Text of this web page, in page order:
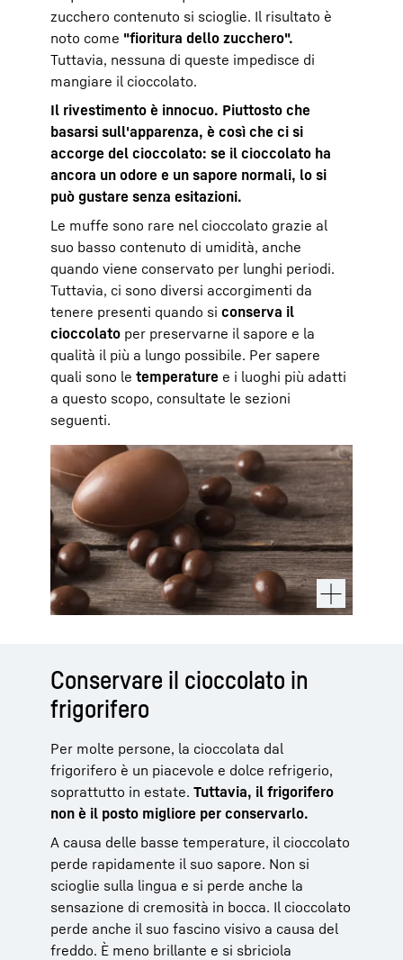
zucchero contenuto si scioglie. Il risultato è
noto come "fioritura dello zucchero".
Tuttavia, nessuna di queste impedisce di
mangiare il cioccolato.
Il rivestimento è innocuo. Piuttosto che
basarsi sull'apparenza, è così che ci si
accorge del cioccolato: se il cioccolato ha
ancora un odore e un sapore normali, lo si
può gustare senza esitazioni.
Le muffe sono rare nel cioccolato grazie al
suo basso contenuto di umidità, anche
quando viene conservato per lunghi periodi.
Tuttavia, ci sono diversi accorgimenti da
tenere presenti quando si conserva il
cioccolato per preservarne il sapore e la
qualità il più a lungo possibile. Per sapere
quali sono le temperature e i luoghi più adatti
a questo scopo, consultate le sezioni
seguenti.
Conservare il cioccolato in
frigorifero
Per molte persone, la cioccolata dal
frigorifero è un piacevole e dolce refrigerio,
soprattutto in estate. Tuttavia, il frigorifero
non è il posto migliore per conservarlo.
A causa delle basse temperature, il cioccolato
perde rapidamente il suo sapore. Non si
scioglie sulla lingua e si perde anche la
sensazione di cremosità in bocca. Il cioccolato
perde anche il suo fascino visivo a causa del
freddo. È meno brillante e si sbriciola